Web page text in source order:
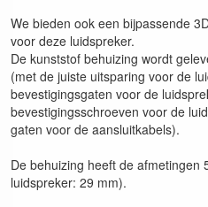
We bieden ook een bijpassende
voor deze luidspreker.
De kunststof behuizing wordt
(met de juiste uitsparing voor de
bevestigingsgaten voor de
bevestigingsschroeven voor de
gaten voor de aansluitkabels).
De behuizing heeft de afmetingen
luidspreker: 29 mm).